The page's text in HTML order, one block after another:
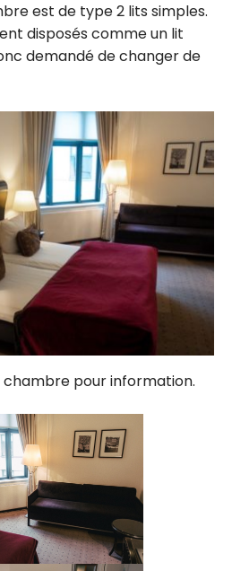
est de type 2 lits simples.
disposés comme un lit
demandé de changer de
pour information.